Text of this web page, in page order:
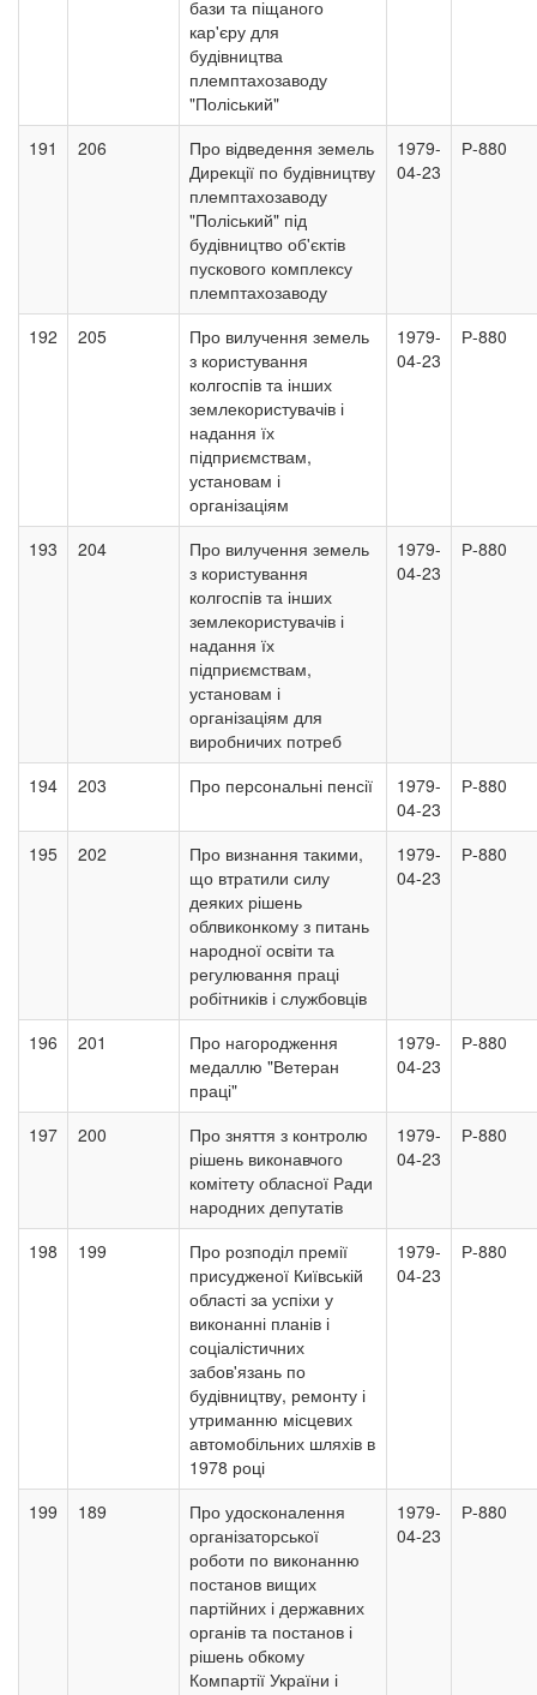
бази та піщаного
кар'єру для
будівництва
племптахозаводу
"Поліський"
191
206
Про відведення земель
Дирекції по будівництву
племптахозаводу
"Поліський" під
будівництво об'єктів
пускового комплексу
племптахозаводу
1979-
04-23
Р-880
192 205
Про вилучення земель
з користування
колгоспів та інших
землекористувачів і
надання їх
підприємствам,
установам і
організаціям
1979-
04-23
Р-880
193 204
Про вилучення земель
з користування
колгоспів та інших
землекористувачів і
надання їх
підприємствам,
установам і
організаціям для
виробничих потреб
1979-
04-23
Р-880
194 203 Про персональні пенсії
1979-
04-23
Р-880
195 202
Про визнання такими,
що втратили силу
деяких рішень
облвиконкому з питань
народної освіти та
регулювання праці
робітників і службовців
1979-
04-23
Р-880
196 201
Про нагородження
медаллю "Ветеран
праці"
1979-
04-23
Р-880
197 200
Про зняття з контролю
рішень виконавчого
комітету обласної Ради
народних депутатів
1979-
04-23
Р-880
198 199
Про розподіл премії
присудженої Київській
області за успіхи у
виконанні планів і
соціалістичних
забов'язань по
будівництву, ремонту і
утриманню місцевих
автомобільних шляхів в
1978 році
1979-
04-23
Р-880
199 189
Про удосконалення
організаторської
роботи по виконанню
постанов вищих
партійних і державних
органів та постанов і
рішень обкому
Компартії України і
1979-
04-23
Р-880